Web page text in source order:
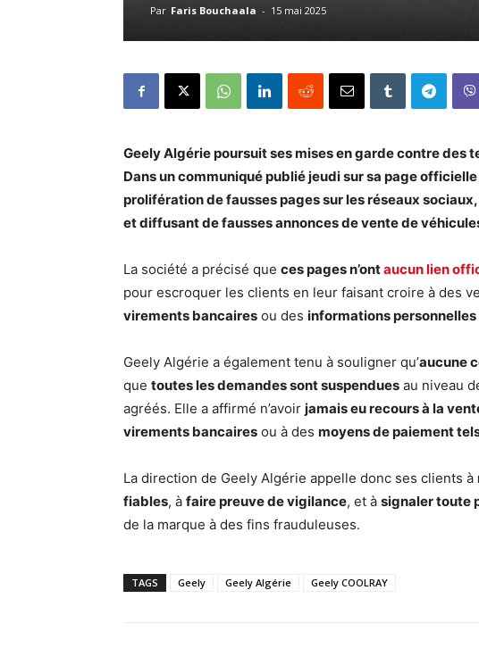
Par Faris Bouchaala - 15 mai 2025
Geely Algérie poursuit ses mises en garde contre des
Dans un communiqué publié jeudi sur sa page
prolifération de fausses pages sur les réseaux
et diffusant de fausses annonces de vente de
La société a précisé que ces pages n’ontaucun lien
pour escroquer les clients en leur faisant croire à des
virements bancaires ou des informations personnelles
Geely Algérie a également tenu à souligner qu’aucune
que toutes les demandes sont suspendues au niveau
agréés. Elle a affirmé n’avoir jamais eu recours à la
virements bancaires ou à des moyens de paiement
La direction de Geely Algérie appelle donc ses clients à
fiables, à faire preuve de vigilance, et à signaler toute
de la marque à des fins frauduleuses.
TAGS Geely Geely Algérie Geely COOLRAY